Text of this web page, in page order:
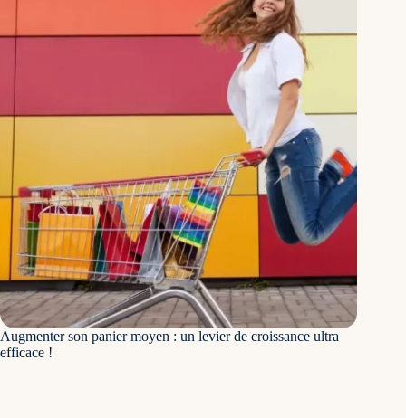
Augmenter son panier moyen : un levier de croissance ultra
efficace !